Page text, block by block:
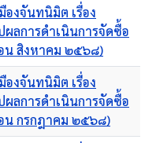
องจันทนิมิต เรื่อง
ลการดำเนินการจัดซื้อ
น สิงหาคม ๒๕๖๘)
องจันทนิมิต เรื่อง
ลการดำเนินการจัดซื้อ
น กรกฎาคม ๒๕๖๘)